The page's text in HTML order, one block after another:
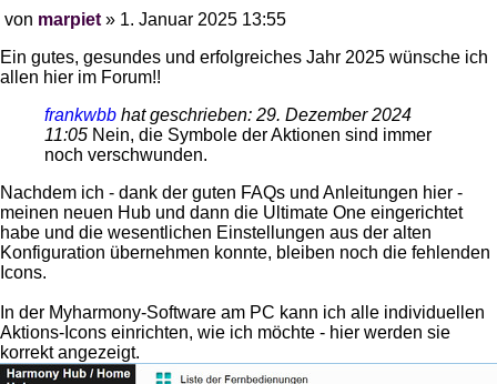
von marpiet » 1. Januar 2025 13:55
Ein gutes, gesundes und erfolgreiches Jahr 2025 wünsche ich
allen hier im Forum!!
frankwbb hat geschrieben: 29. Dezember 2024
11:05 Nein, die Symbole der Aktionen sind immer
noch verschwunden.
Nachdem ich - dank der guten FAQs und Anleitungen hier -
meinen neuen Hub und dann die Ultimate One eingerichtet
habe und die wesentlichen Einstellungen aus der alten
Konfiguration übernehmen konnte, bleiben noch die fehlenden
Icons.
In der Myharmony-Software am PC kann ich alle individuellen
Aktions-Icons einrichten, wie ich möchte - hier werden sie
korrekt angezeigt.